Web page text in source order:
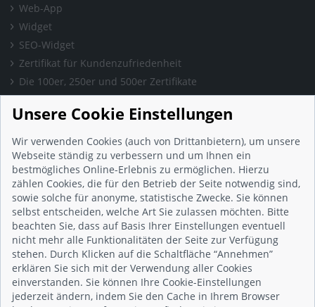
Web-App
Widget
SEO-Widget
Zertifikat für Kundenzufriedenheit
Die 100er, 250er und 500er Zertifikate
Presse & Wissen
Presse und Informationen
Blog
Häufig gestellte Fragen (FAQ)
Studie: Digitalisierungsbarometer
Initiative gegen Fake-Bewertungen
Kunden Informationen
Beratungsgespräch vereinbaren
Impressum
Datenschutz
AGB
Nutzungsbedingungen
Unsere Cookie Einstellungen
Wir verwenden Cookies (auch von Drittanbietern), um unsere
Webseite ständig zu verbessern und um Ihnen ein
bestmögliches Online-Erlebnis zu ermöglichen. Hierzu
zählen Cookies, die für den Betrieb der Seite notwendig sind,
sowie solche für anonyme, statistische Zwecke. Sie können
selbst entscheiden, welche Art Sie zulassen möchten. Bitte
beachten Sie, dass auf Basis Ihrer Einstellungen eventuell
nicht mehr alle Funktionalitäten der Seite zur Verfügung
stehen. Durch Klicken auf die Schaltfläche “Annehmen”
erklären Sie sich mit der Verwendung aller Cookies
einverstanden. Sie können Ihre Cookie-Einstellungen
jederzeit ändern, indem Sie den Cache in Ihrem Browser